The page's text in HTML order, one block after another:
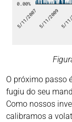
O próximo passo
fugiu do seu
Como nossos
calibramos a